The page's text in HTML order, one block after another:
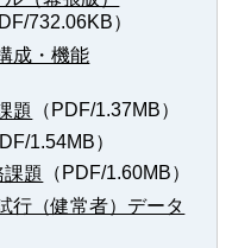
732.06KB）
成・機能
題
（PDF/1.37MB）
1.54MB）
題
（PDF/1.60MB）
行（健常者）データ